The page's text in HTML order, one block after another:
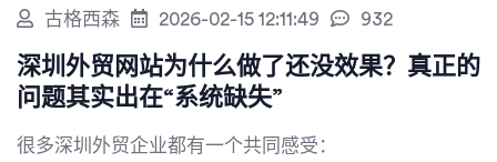
古格西森 2026-02-15 12:11:49 932
深圳外贸网站为什么做了还没效果？真正的
问题其实出在“系统缺失”
很多深圳外贸企业都有一个共同感受：